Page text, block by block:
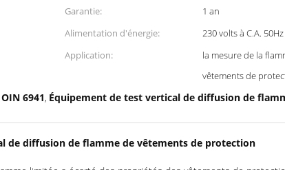
Garantie:
1 an
Alimentation d'énergie:
230 volts à C.A. 50Hz
Application:
la mesure de la
vêtements de
OIN 6941, Équipement de test vertical de diffusion de
de diffusion de flamme de vêtements de protection